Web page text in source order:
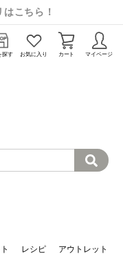
こちら！
探す お気に入り カート マイページ
レシピ アウトレット